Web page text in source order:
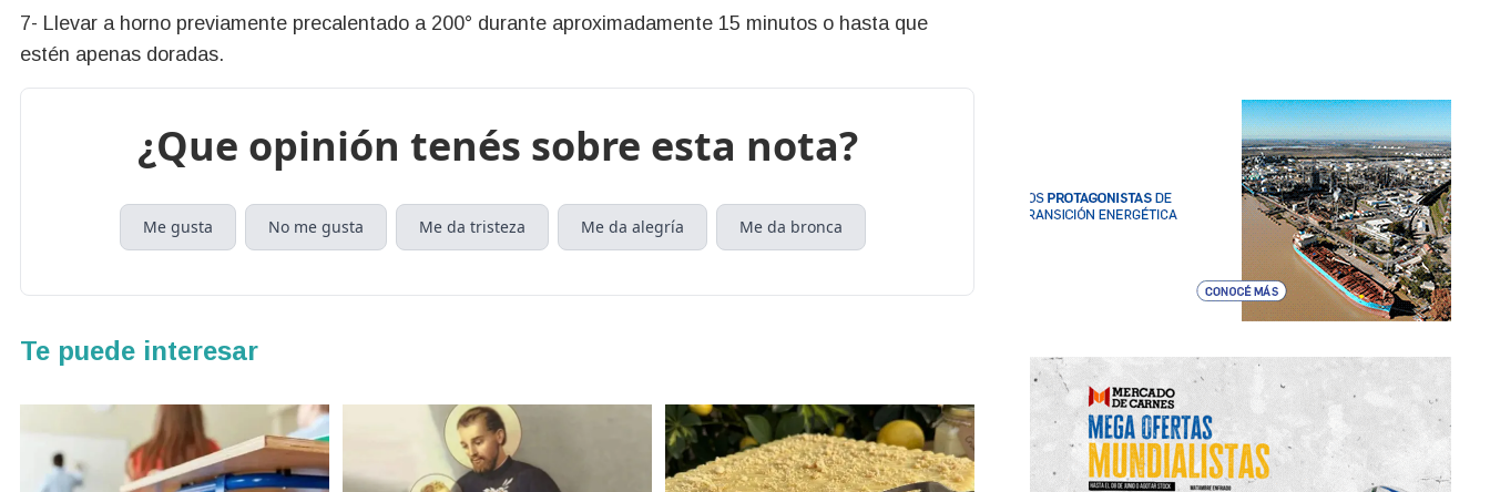
7- Llevar a horno previamente precalentado a 200° durante aproximadamente 15 minutos o hasta que
estén apenas doradas.
¿Que opinión tenés sobre esta nota?
Me gusta No me gusta Me da tristeza Me da alegría Me da bronca
Te puede interesar